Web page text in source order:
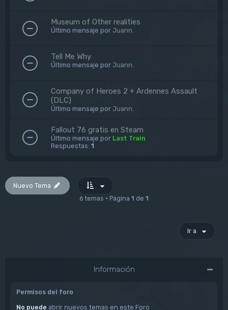
Museum of Other realities
Último mensaje por Juann.
Tell Me Why
Último mensaje por Juann.
Company of Heroes 2 + Ardennes Assault
(DLC)
Último mensaje por Juann.
Fallout 76 gratis en Steam
Último mensaje por Last Train
Respuestas: 1
Nuevo Tema
6 temas • Página 1 de 1
Ir a
Información
Permisos del foro
No puede abrir nuevos temas en este Foro